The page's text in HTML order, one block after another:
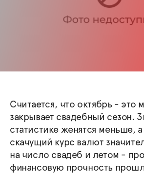
Считается, что октябрь - это
закрывает свадебный сезон.
статистике женятся меньше,
скачущий курс валют
на число свадеб и летом -
финансовую прочность